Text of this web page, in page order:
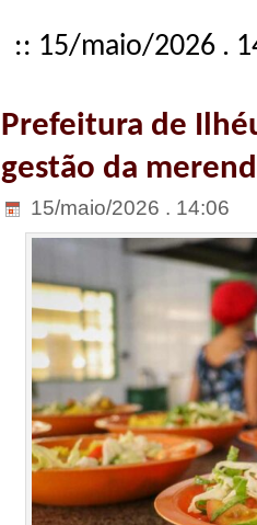
:: 15/maio/2026 .
Prefeitura de
gestão da
15/maio/2026 . 14:06